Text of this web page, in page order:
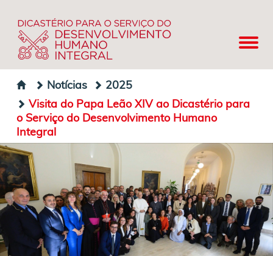
Notícias
2025
Visita do Papa Leão XIV ao Dicastério para
o Serviço do Desenvolvimento Humano
Integral